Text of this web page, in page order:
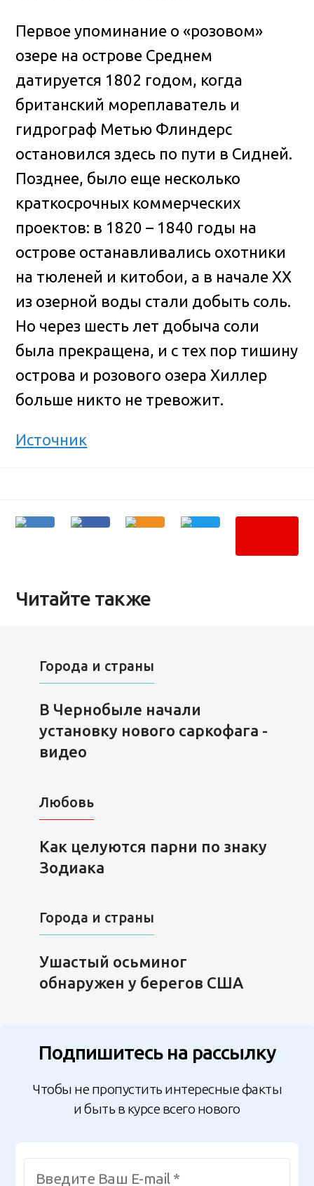
Первое упоминание о «розовом»
озере на острове Среднем
датируется 1802 годом, когда
британский мореплаватель и
гидрограф Метью Флиндерс
остановился здесь по пути в Сидней.
Позднее, было еще несколько
краткосрочных коммерческих
проектов: в 1820 – 1840 годы на
острове останавливались охотники
на тюленей и китобои, а в начале ХХ
из озерной воды стали добыть соль.
Но через шесть лет добыча соли
была прекращена, и с тех пор тишину
острова и розового озера Хиллер
больше никто не тревожит.
Источник
Читайте также
Города и страны
В Чернобыле начали
установку нового саркофага -
видео
Любовь
Как целуются парни по знаку
Зодиака
Города и страны
Ушастый осьминог
обнаружен у берегов США
Подпишитесь на рассылку
Чтобы не пропустить интересные факты
и быть в курсе всего нового